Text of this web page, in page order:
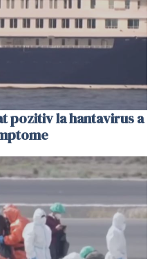
pozitiv la hantavirus a